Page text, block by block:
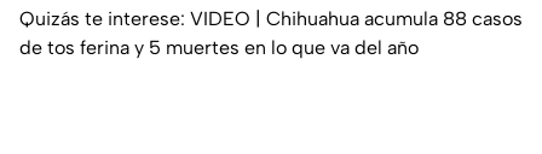
Quizás te interese: VIDEO | Chihuahua acumula 88 casos
de tos ferina y 5 muertes en lo que va del año